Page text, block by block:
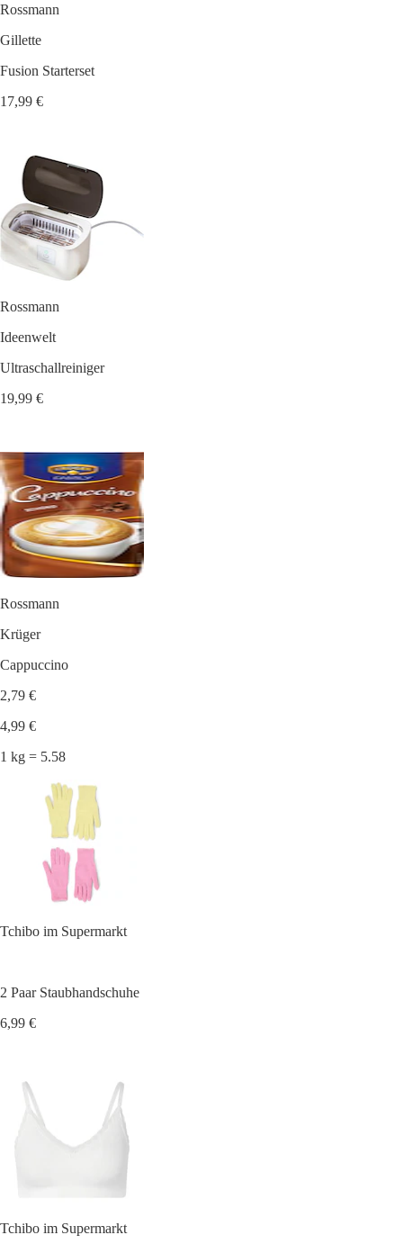
Rossmann
Gillette
Fusion Starterset
17,99 €
Rossmann
Ideenwelt
Ultraschallreiniger
19,99 €
Rossmann
Krüger
Cappuccino
2,79 €
4,99 €
1 kg = 5.58
Tchibo im Supermarkt
2 Paar Staubhandschuhe
6,99 €
Tchibo im Supermarkt